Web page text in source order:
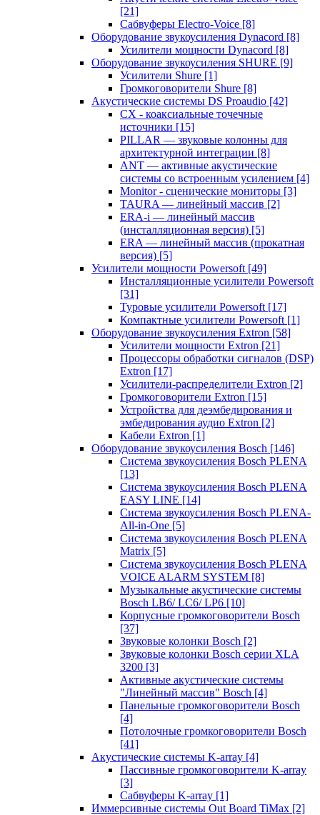
[21]
Сабвуферы Electro-Voice [8]
Оборудование звукоусиления Dynacord [8]
Усилители мощности Dynacord [8]
Оборудование звукоусиления SHURE [9]
Усилители Shure [1]
Громкоговорители Shure [8]
Акустические системы DS Proaudio [42]
CX - коаксиальные точечные
источники [15]
PILLAR — звуковые колонны для
архитектурной интеграции [8]
ANT — активные акустические
системы со встроенным усилением [4]
Monitor - сценические мониторы [3]
TAURA — линейный массив [2]
ERA-i — линейный массив
(инсталляционная версия) [5]
ERA — линейный массив (прокатная
версия) [5]
Усилители мощности Powersoft [49]
Инсталляционные усилители Powersoft
[31]
Туровые усилители Powersoft [17]
Компактные усилители Powersoft [1]
Оборудование звукоусиления Extron [58]
Усилители мощности Extron [21]
Процессоры обработки сигналов (DSP)
Extron [17]
Усилители-распределители Extron [2]
Громкоговорители Extron [15]
Устройства для деэмбедирования и
эмбедирования аудио Extron [2]
Кабели Extron [1]
Оборудование звукоусиления Bosch [146]
Система звукоусиления Bosch PLENA
[13]
Система звукоусиления Bosch PLENA
EASY LINE [14]
Система звукоусиления Bosch PLENA-
All-in-One [5]
Система звукоусиления Bosch PLENA
Matrix [5]
Система звукоусиления Bosch PLENA
VOICE ALARM SYSTEM [8]
Музыкальные акустические системы
Bosch LB6/ LC6/ LP6 [10]
Корпусные громкоговорители Bosch
[37]
Звуковые колонки Bosch [2]
Звуковые колонки Bosch серии XLA
3200 [3]
Активные акустические системы
"Линейный массив" Bosch [4]
Панельные громкоговорители Bosch
[4]
Потолочные громкоговорители Bosch
[41]
Акустические системы K-array [4]
Пассивные громкоговорители K-array
[3]
Сабвуферы K-array [1]
Иммерсивные системы Out Board TiMax [2]